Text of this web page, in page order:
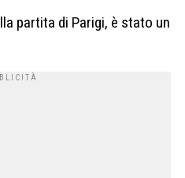
partita di Parigi, è stato un